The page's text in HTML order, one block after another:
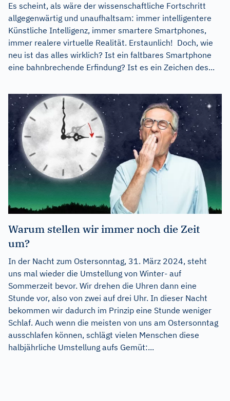
Es scheint, als wäre der wissenschaftliche Fortschritt
allgegenwärtig und unaufhaltsam: immer intelligentere
Künstliche Intelligenz, immer smartere Smartphones,
immer realere virtuelle Realität. Erstaunlich! Doch, wie
neu ist das alles wirklich? Ist ein faltbares Smartphone
eine bahnbrechende Erfindung? Ist es ein Zeichen des...
Warum stellen wir immer noch die Zeit
um?
In der Nacht zum Ostersonntag, 31. März 2024, steht
uns mal wieder die Umstellung von Winter- auf
Sommerzeit bevor. Wir drehen die Uhren dann eine
Stunde vor, also von zwei auf drei Uhr. In dieser Nacht
bekommen wir dadurch im Prinzip eine Stunde weniger
Schlaf. Auch wenn die meisten von uns am Ostersonntag
ausschlafen können, schlägt vielen Menschen diese
halbjährliche Umstellung aufs Gemüt:...